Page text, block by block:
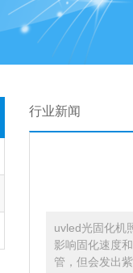
行业新闻
uvled光固化机
影响固化速度
管，但会发出